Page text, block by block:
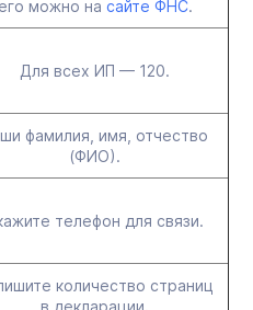
его можно на сайте ФНС.
Для всех ИП — 120.
фамилия, имя, отчество
(ФИО).
телефон для связи.
количество страниц